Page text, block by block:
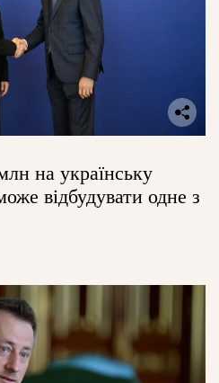
на українську
відбудувати одне з